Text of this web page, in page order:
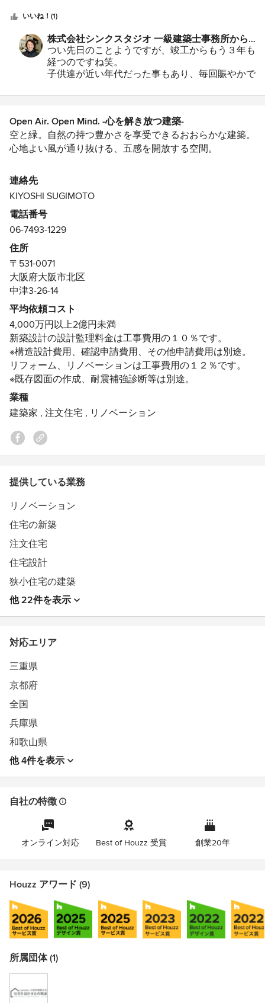
こともあったので、 最終的には住まう地域、校区を重要
てられる建物の大きさが 決まっているということなの
で、 私たちの要望を一通り聞いた上で、 要望を整理した
プランを提案していただきました。 要望を全部詰め込ん
だら、というB案も提案してもらいましたが、 打合せで見
建てられる大きさが決まっているので、 客間や予備室な
ど部屋数を増やすと、各部屋はちいさくなるし LDKも広
くとれません。 そのあたりを説明していただいて、 2案
を比べると断然A案のほうが住んでみて楽しそうに思いま
ありませんでした。 それでも、寝室にウォークインクロ
ーゼットが欲しいとか、 リビングのテレビにホームシア
ターセットを取り付けたい、など いろいろお願いをしま
したが、その都度 各部屋の広さや使い勝手を説明してい
ただき、 ちょうどいい具合にプランを変更してもらっ
て、 納得のいく家づくりになりました。 ただ、見積り調
整で、減額する必要があり、 収納スペースや作り付け家
具をいくつか取り止めましたが、 結果的には、収納量に
合わせて家具を購入して使うほうが、 置く場所を変える
引っ越して、もう7年が経ちました。 上の娘も中学生にな
り、狭くても開放的な家で、のびのび育っています。 減
額のために自分たちでできる所はと、 DIYをした、トイレ
の塗り壁作業もいい思い出のようです。 主人は小さくて
もリビングから続く中庭が気に入っているようで、 先日
ウッドデッキを塗り直しました。 5年、10年、20年先の生
活を私たち以上に考えていただいて、 ほんとにシンクス
タジオさんにお願いしてよかったです。 満足のいく家で
生活できて日々感謝しております。
星
5
て頂けるのではないかという思いが決めてにありました。
設計をスタートする中で、やりたいことがおぼろげに色々
とあったのですが、実際にどんな部屋がどのくらい必要で
どのくらいの予算が必要なのかなど分からなかったのです
が、 打合せを重ねて行く中で、自分たちが本当にしたい
ですがこだわる所とそうでない所を分けて、予算のコント
めに打合せをしていただき、仕上げ材のサンプル確認やコ
ンセント位置の確認などこちらが気づかない細やかな配慮
をたくさん感じられました。 住み始めてから約3年程にな
た。友達家族を招いてのホームパーティーも頻繁に行う、
自慢の家です。 家がいいってこんなにも人生が素敵なに
なるんだなって思えました。 また是非、うちの自慢の中
庭でBBQでもしに、シンクスタジオの皆さんで遊びに来て
ください！
いいね！(1)
株式会社シンクスタジオ 一級建築士事務所から
のコメント：
つい先日のことようですが、竣工からもう３年も
経つのですね笑。
子供達が近い年代だった事もあり、毎回賑やかで
先日メンテナンスで伺った際に、いい感じに生活
ました。いい家になりましたね！
また涼しくなったらご自慢のテラスでBBQパーテ
ィーしましょう！
Open Air. Open Mind. -心を解き放つ建築-
空と緑。自然の持つ豊かさを享受できるおおらかな建築。
心地よい風が通り抜ける、五感を開放する空間。
その敷地が置かれた環境を読み取り、自然の摂理を身体で
感じ
います。
◼️杉本清史 プロフィール：
生まれも育ちも大阪市北区ですが、祖父に手ほどきを受
け、釣り好き・アウトドア好きです。小さい時から淀川、
大川、大阪湾など都会の中の自然で遊んでいました。
どうすれば釣れるか仕掛けを考えたり、ルアーを作った
り、工夫することが好きで、これが自然の摂理と環境を読
み解き最適解をを探す今の設計の仕事に役立っていると思
います。
趣味：旅行 建物巡り 地方の美味しいものを食べ歩き
テニス・ゴルフ・キャンプ・BBQ・釣り・カヤック
一言：誠実に実直に、建築主以上に家づくりを楽しむこと
が
建築主と共に豊かな建物を目指してまいります。
◼️シンクスタジオでは毎月無料個別相談会を実施していま
す。
家づくりはほとんどの人が初めての経験です。
土地・建物に関する事、予算に関することなど、お気軽
にご相談ください。
受賞歴：
・2024年 K-Design Award（韓国） GOLD WINNER
WINNER
・2021年 A' Design Award 2021 SILVER AWARD
・2023年・2022年・2021年・2020年・2019年 Best of
Houzz 受賞
・2014年 IT企業本社 指名コンペ 最優秀賞
ペ 最優秀賞
・2010年 SUSアルミ共生建築Competition'10 入選
その他受賞多数
連絡先
KIYOSHI SUGIMOTO
電話番号
06-7493-1229
住所
〒531-0071
大阪府大阪市北区
中津3-26-14
平均依頼コスト
4,000万円以上2億円未満
新築設計の設計監理料金は工事費用の１０％です。
※構造設計費用、確認申請費用、その他申請費用は別途。
リフォーム、リノベーションは工事費用の１２％です。
※既存図面の作成、耐震補強診断等は別途。
業種
建築家 , 注文住宅 , リノベーション
提供している業務
リノベーション
住宅の新築
注文住宅
住宅設計
狭小住宅の建築
他 22件を表示
対応エリア
三重県
京都府
全国
兵庫県
和歌山県
他 4件を表示
自社の特徴
オンライン対応 Best of Houzz 受賞 創業20年
Houzz アワード (9)
所属団体 (1)